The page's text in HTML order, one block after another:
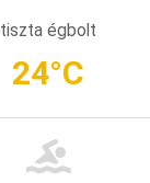
tiszta égbolt
24°C